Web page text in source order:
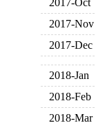
2017-Oct
2017-Nov
2017-Dec
2018-Jan
2018-Feb
2018-Mar